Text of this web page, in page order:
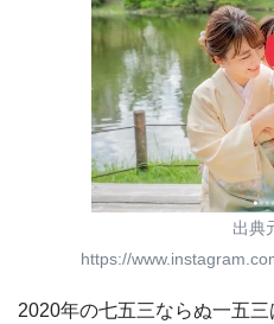
出典
https://
2020年の七五三ならぬ一五